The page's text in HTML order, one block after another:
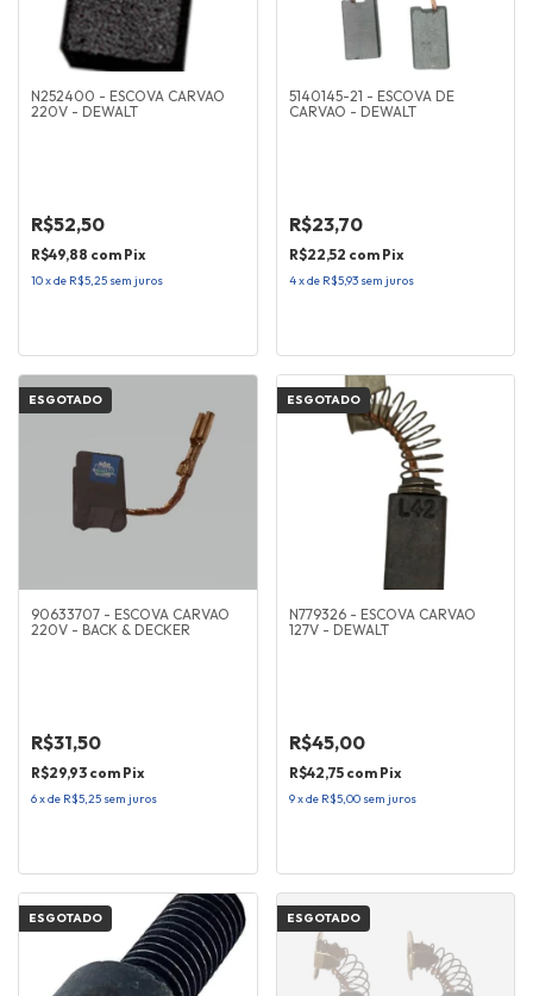
N252400 - ESCOVA CARVAO
220V - DEWALT
R$52,50
R$49,88 com Pix
10xde R$5,25 sem juros
5140145-21 - ESCOVA DE
CARVAO - DEWALT
R$23,70
R$22,52 com Pix
4xde R$5,93 sem juros
ESGOTADO
90633707 - ESCOVA CARVAO
220V - BACK & DECKER
R$31,50
R$29,93 com Pix
6xde R$5,25 sem juros
ESGOTADO
N779326 - ESCOVA CARVAO
127V - DEWALT
R$45,00
R$42,75 com Pix
9xde R$5,00 sem juros
ESGOTADO ESGOTADO